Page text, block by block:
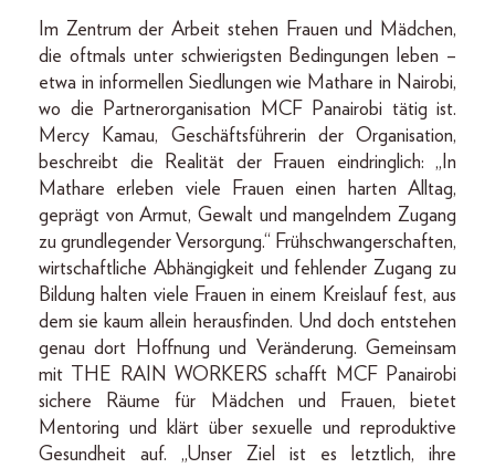
Im Zentrum der Arbeit stehen Frauen und Mädchen,
die oftmals unter schwierigsten Bedingungen leben –
etwa in informellen Siedlungen wie Mathare in Nairobi,
wo die Partnerorganisation MCF Panairobi tätig ist.
Mercy Kamau, Geschäftsführerin der Organisation,
beschreibt die Realität der Frauen eindringlich: „In
Mathare erleben viele Frauen einen harten Alltag,
geprägt von Armut, Gewalt und mangelndem Zugang
zu grundlegender Versorgung.“ Frühschwangerschaften,
wirtschaftliche Abhängigkeit und fehlender Zugang zu
Bildung halten viele Frauen in einem Kreislauf fest, aus
dem sie kaum allein herausfinden. Und doch entstehen
genau dort Hoffnung und Veränderung. Gemeinsam
mit THE RAIN WORKERS schafft MCF Panairobi
sichere Räume für Mädchen und Frauen, bietet
Mentoring und klärt über sexuelle und reproduktive
Gesundheit auf. „Unser Ziel ist es letztlich, ihre